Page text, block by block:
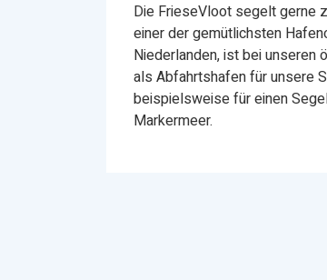
Die FrieseVloot segelt gerne
einer der gemütlichsten
Niederlanden, ist bei unseren
als Abfahrtshafen für unsere
beispielsweise für einen
Markermeer.